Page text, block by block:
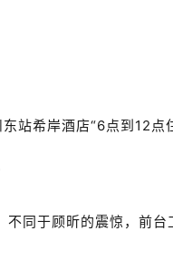
站希岸酒店“6点到12点
不同于顾昕的震惊，前台